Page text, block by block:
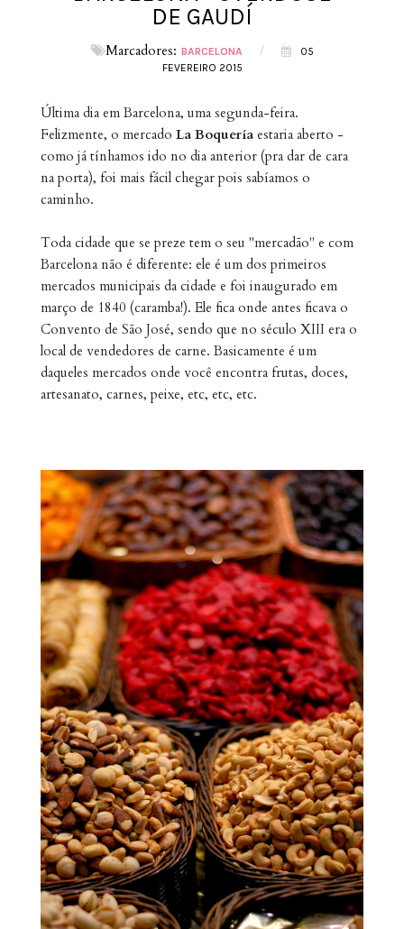
DE GAUDÍ
Marcadores: BARCELONA /
05
FEVEREIRO 2015
Última dia em Barcelona, uma segunda-feira.
Felizmente, o mercado La Boquería estaria aberto -
como já tínhamos ido no dia anterior (pra dar de cara
na porta), foi mais fácil chegar pois sabíamos o
caminho.
Toda cidade que se preze tem o seu "mercadão" e com
Barcelona não é diferente: ele é um dos primeiros
mercados municipais da cidade e foi inaugurado em
março de 1840 (caramba!). Ele fica onde antes ficava o
Convento de São José, sendo que no século XIII era o
local de vendedores de carne. Basicamente é um
daqueles mercados onde você encontra frutas, doces,
artesanato, carnes, peixe, etc, etc, etc.